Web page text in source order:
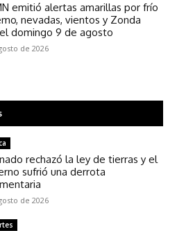
emitió alertas amarillas por frío
nevadas, vientos y Zonda
domingo 9 de agosto
de 2026
rechazó la ley de tierras y el
sufrió una derrota
de 2026